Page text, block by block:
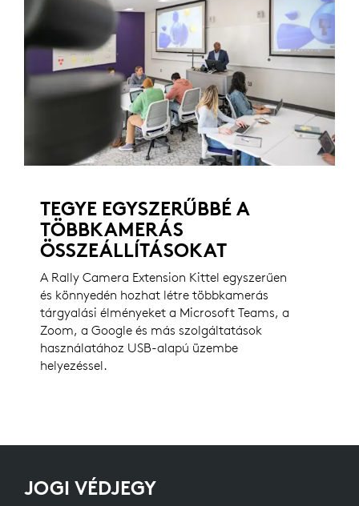
TEGYE EGYSZERŰBBÉ A
TÖBBKAMERÁS
ÖSSZEÁLLÍTÁSOKAT
A Rally Camera Extension Kittel egyszerűen
és könnyedén hozhat létre többkamerás
tárgyalási élményeket a Microsoft Teams, a
Zoom, a Google és más szolgáltatások
használatához USB-alapú üzembe
helyezéssel.
JOGI VÉDJEGY